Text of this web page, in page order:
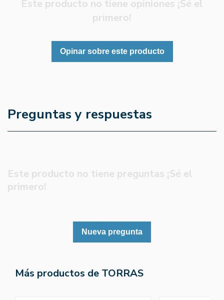
Este producto no tiene opiniones ¡Sé el
primero!
Opinar sobre este producto
Preguntas y respuestas
Este producto no tiene preguntas ¡Sé el
primero!
Nueva pregunta
Más productos de TORRAS